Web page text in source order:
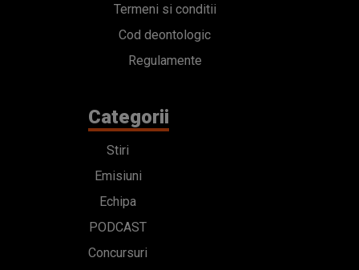
Termeni si conditii
Cod deontologic
Regulamente
Categorii
Stiri
Emisiuni
Echipa
PODCAST
Concursuri